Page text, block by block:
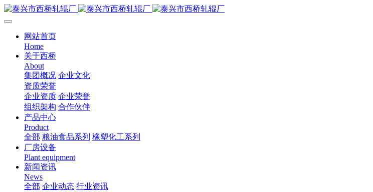
网站首页
Home
关于西桥
About
集团概况 企业文化
资质荣誉
企业资质 企业荣誉
组织架构 合作伙伴
产品中心
Product
全部 粮油食品系列 橡塑化工系列
厂房设备
Plant equipment
新闻资讯
News
全部 企业动态 行业资讯